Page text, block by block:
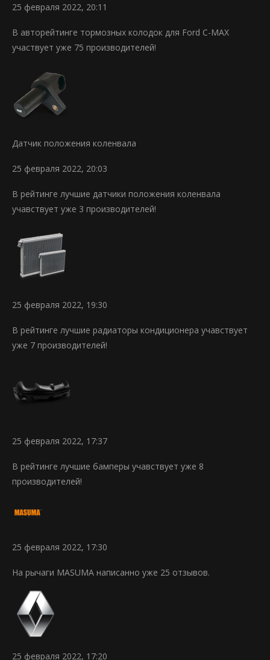
25 февраля 2022, 20:11
В авторейтинге тормозных колодок для Ford C-MAX
участвует уже 75 производителей!
Датчик положения коленвала
25 февраля 2022, 20:03
В рейтинге лучшие датчики положения коленвала
учавствует уже 3 производителей!
25 февраля 2022, 19:30
В рейтинге лучшие радиаторы кондиционера учавствует
уже 7 производителей!
25 февраля 2022, 17:37
В рейтинге лучшие бамперы учавствует уже 8
производителей!
25 февраля 2022, 17:30
На рычаги MASUMA написанно уже 25 отзывов.
25 февраля 2022, 17:20